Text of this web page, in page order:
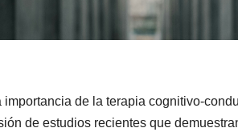
de la terapia cognitivo-
de estudios recientes que